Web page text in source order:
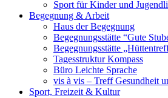
Sport für Kinder und
Begegnung & Arbeit
Haus der Begegnung
Begegnungsstätte “Gute
Begegnungsstätte
Tagesstruktur Kompass
Büro Leichte Sprache
vis à vis – Treff Gesundheit
Sport, Freizeit & Kultur